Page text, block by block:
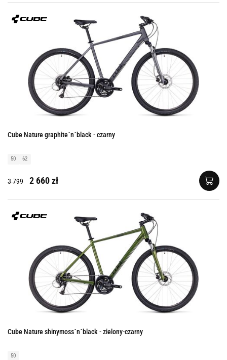
Cube Nature graphite´n´black - czarny
50 62
3 799 2 660 zł
Cube Nature shinymoss´n´black - zielony-czarny
50